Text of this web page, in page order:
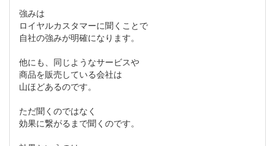
強みは
ロイヤルカスタマーに聞くことで
自社の強みが明確になります。
他にも、同じようなサービスや
商品を販売している会社は
山ほどあるのです。
ただ聞くのではなく
効果に繋がるまで聞くのです。